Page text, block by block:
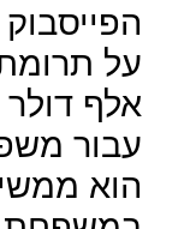
אלף
עבור
הוא